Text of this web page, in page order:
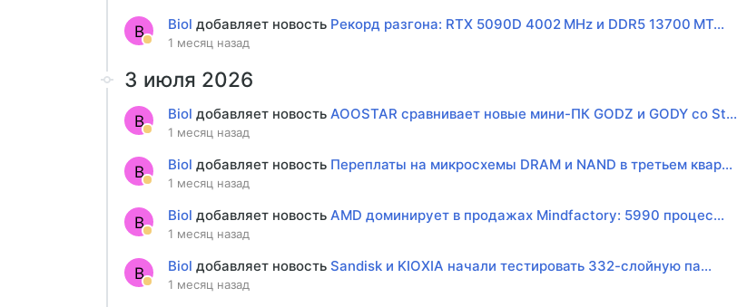
B Biol добавляет новость Рекорд разгона: RTX 5090D 4002 MHz и DDR5 13700 MT...
1 месяц назад
3 июля 2026
B Biol добавляет новость AOOSTAR сравнивает новые мини-ПК GODZ и GODY со St...
1 месяц назад
B Biol добавляет новость Переплаты на микросхемы DRAM и NAND в третьем квар...
1 месяц назад
B Biol добавляет новость AMD доминирует в продажах Mindfactory: 5990 процес...
1 месяц назад
B Biol добавляет новость Sandisk и KIOXIA начали тестировать 332-слойную па...
1 месяц назад